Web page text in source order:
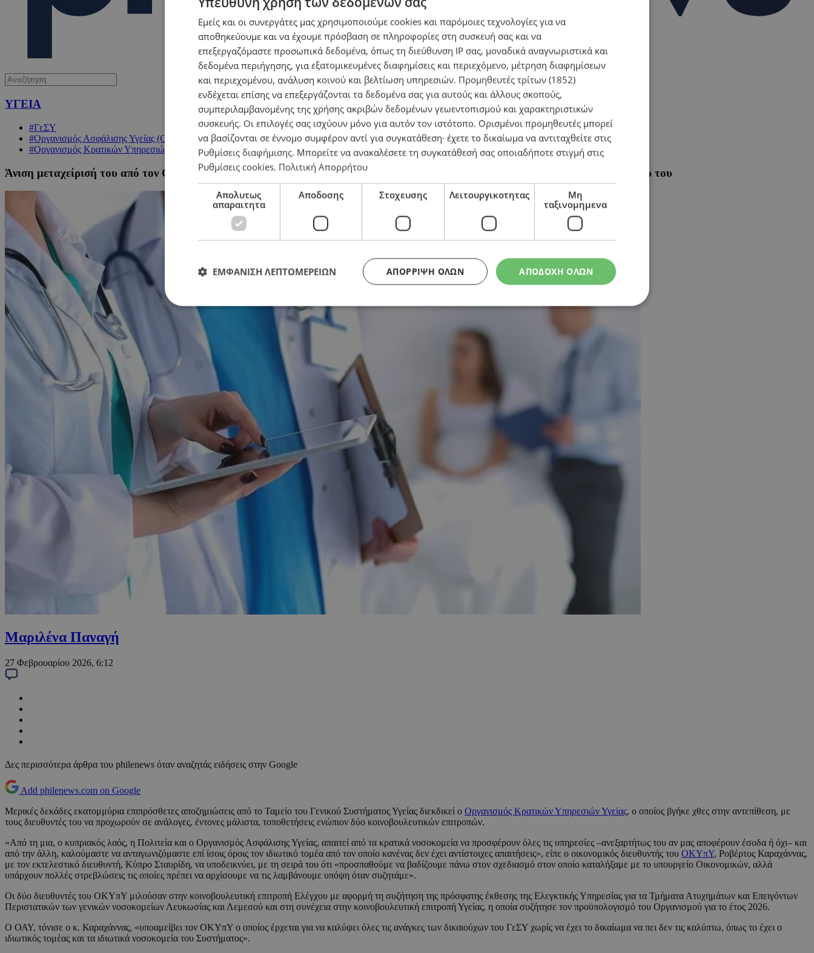
ΥΓΕΙΑ
#ΓεΣΥ
#Οργανισμός Ασφάλισης Υγείας (ΟΑΥ)
#Οργανισμός Κρατικών Υπηρεσιών Υγείας (ΟΚΥπΥ)
Άνιση μεταχείρισή του από τον ΟΑΥ εντοπίζει ο ΟΚΥπΥ – Διεκδικεί επιπρόσθετα €60 εκατ. για τις υπηρεσίες που προσφέρει μέσω του
Μαριλένα Παναγή
27 Φεβρουαρίου 2026, 6:12
Δες περισσότερα άρθρα του philenews όταν αναζητάς ειδήσεις στην Google
Add philenews.com on Google
Μερικές δεκάδες εκατομμύρια επιπρόσθετες αποζημιώσεις από το Ταμείο του Γενικού Συστήματος Υγείας διεκδικεί ο Οργανισμός Κρατικών Υπηρεσιών Υγείας, ο οποίος βγήκε χθες στην αντεπίθεση, με
τους διευθυντές του να προχωρούν σε ανάλογες, έντονες μάλιστα, τοποθετήσεις ενώπιον δύο κοινοβουλευτικών επιτροπών.
«Από τη μια, ο κυπριακός λαός, η Πολιτεία και ο Οργανισμός Ασφάλισης Υγείας, απαιτεί από τα κρατικά νοσοκομεία να προσφέρουν όλες τις υπηρεσίες –ανεξαρτήτως του αν μας αποφέρουν έσοδα ή όχι– και
από την άλλη, καλούμαστε να ανταγωνιζόμαστε επί ίσοις όροις τον ιδιωτικό τομέα από τον οποίο κανένας δεν έχει αντίστοιχες απαιτήσεις», είπε ο οικονομικός διευθυντής του ΟΚΥπΥ, Ροβέρτος Καραχάννας,
με τον εκτελεστικό διευθυντή, Κύπρο Σταυρίδη, να υποδεικνύει, με τη σειρά του ότι «προσπαθούμε να βαδίζουμε πάνω στον σχεδιασμό στον οποίο καταλήξαμε με το υπουργείο Οικονομικών, αλλά
υπάρχουν πολλές στρεβλώσεις τις οποίες πρέπει να αρχίσουμε να τις λαμβάνουμε υπόψη όταν συζητάμε».
Οι δύο διευθυντές του ΟΚΥπΥ μιλούσαν στην κοινοβουλευτική επιτροπή Ελέγχου με αφορμή τη συζήτηση της πρόσφατης έκθεσης της Ελεγκτικής Υπηρεσίας για τα Τμήματα Ατυχημάτων και Επειγόντων
Περιστατικών των γενικών νοσοκομείων Λευκωσίας και Λεμεσού και στη συνέχεια στην κοινοβουλευτική επιτροπή Υγείας, η οποία συζήτησε τον προϋπολογισμό του Οργανισμού για το έτος 2026.
Ο ΟΑΥ, τόνισε ο κ. Καραχάννας, «υποαμείβει τον ΟΚΥπΥ ο οποίος έρχεται για να καλύψει όλες τις ανάγκες των δικαιούχων του ΓεΣΥ χωρίς να έχει το δικαίωμα να πει δεν τις καλύπτω, όπως το έχει ο
ιδιωτικός τομέας και τα ιδιωτικά νοσοκομεία του Συστήματος».
Εμείς και οι συνεργάτες μας χρησιμοποιούμε cookies και παρόμοιες τεχνολογίες για να
αποθηκεύουμε και να έχουμε πρόσβαση σε πληροφορίες στη συσκευή σας και να
επεξεργαζόμαστε προσωπικά δεδομένα, όπως τη διεύθυνση IP σας, μοναδικά αναγνωριστικά και
δεδομένα περιήγησης, για εξατομικευμένες διαφημίσεις και περιεχόμενο, μέτρηση διαφημίσεων
και περιεχομένου, ανάλυση κοινού και βελτίωση υπηρεσιών. Προμηθευτές τρίτων (1852)
ενδέχεται επίσης να επεξεργάζονται τα δεδομένα σας για αυτούς και άλλους σκοπούς,
συμπεριλαμβανομένης της χρήσης ακριβών δεδομένων γεωεντοπισμού και χαρακτηριστικών
συσκευής. Οι επιλογές σας ισχύουν μόνο για αυτόν τον ιστότοπο. Ορισμένοι προμηθευτές μπορεί
να βασίζονται σε έννομο συμφέρον αντί για συγκατάθεση· έχετε το δικαίωμα να αντιταχθείτε στις
Ρυθμίσεις διαφήμισης. Μπορείτε να ανακαλέσετε τη συγκατάθεσή σας οποιαδήποτε στιγμή στις
Ρυθμίσεις cookies. Πολιτική Απορρήτου
Απολυτως
απαραιτητα
Αποδοσης Στοχευσης Λειτουργικοτητας
Μη
ταξινομημενα
ΑΠΟΔΟΧΗ ΟΛΩΝ
ΑΠΌΡΡΙΨΗ ΌΛΩΝ
ΕΜΦΑΝΙΣΗ ΛΕΠΤΟΜΕΡΕΙΩΝ